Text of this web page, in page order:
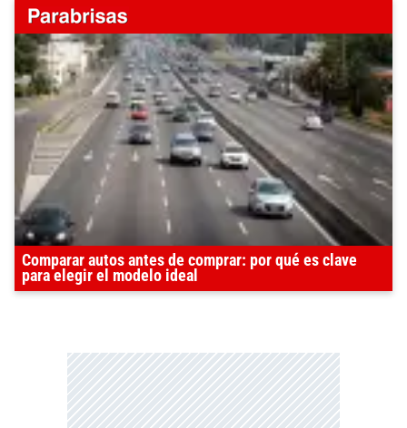
Comparar autos antes de comprar: por qué es clave
para elegir el modelo ideal